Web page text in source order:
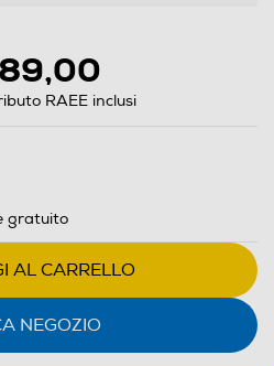
RAEE inclusi
gratuito
AL CARRELLO
NEGOZIO